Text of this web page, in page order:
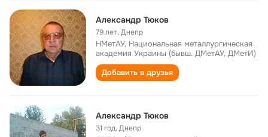
Александр Тюков
79 лет,Днепр
НМетАУ, Национальная металлургическая
академия Украины (бывш. ДМетАУ, ДМетИ)
Добавить в друзья
Александр Тюков
31 год,Днепр